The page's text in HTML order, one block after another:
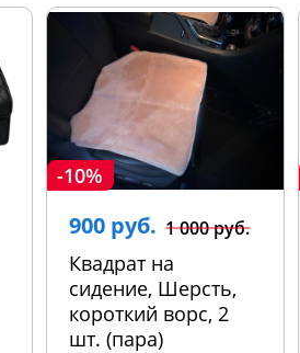
-10%
900 руб. 1 000 руб.
Квадрат на
сидение, Шерсть,
короткий ворс, 2
шт. (пара)